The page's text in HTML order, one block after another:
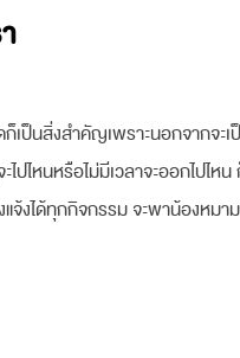
เป็นสิ่งสำคัญเพราะนอกจากจะ
ปไหนหรือไม่มีเวลาจะออกไปไ
ได้ทุกกิจกรรม จะพาน้องหมาม